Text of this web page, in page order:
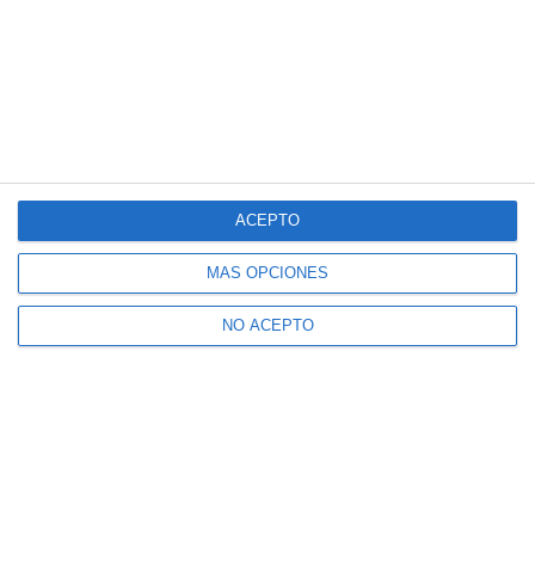
MÁS OPCIONES
NO ACEPTO
ACEPTO